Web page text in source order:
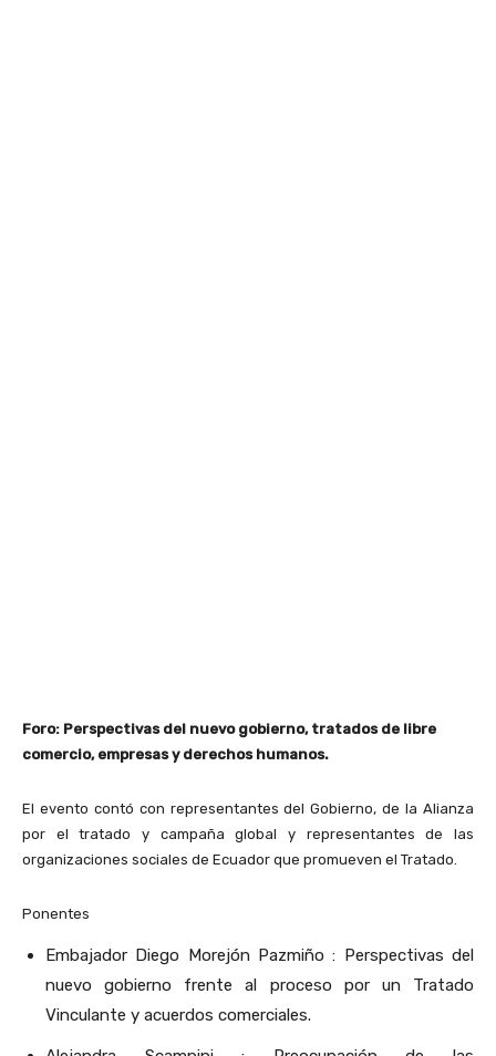
Foro: Perspectivas del nuevo gobierno, tratados de libre
comercio, empresas y derechos humanos.
El evento contó con representantes del Gobierno, de la Alianza
por el tratado y campaña global y representantes de las
organizaciones sociales de Ecuador que promueven el Tratado.
Ponentes
Embajador Diego Morejón Pazmiño : Perspectivas del
nuevo gobierno frente al proceso por un Tratado
Vinculante y acuerdos comerciales.